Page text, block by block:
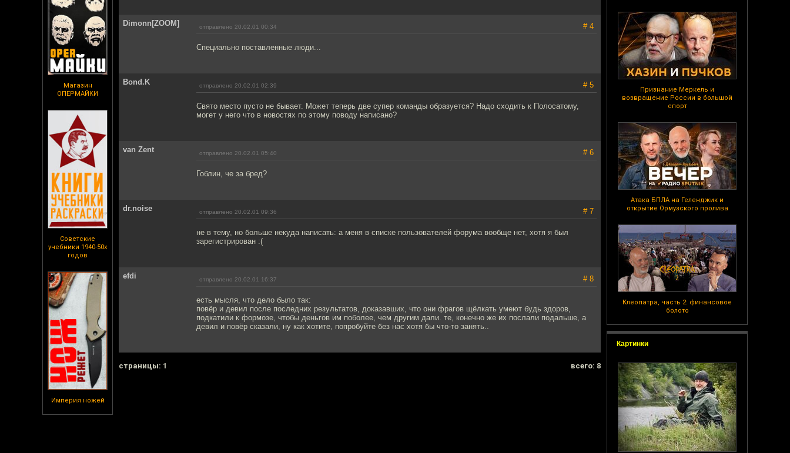
Магазин
ОПЕРМАЙКИ
Советские
учебники 1940-50х
годов
Империя ножей
Признание Меркель и
возвращение России в большой
спорт
Атака БПЛА на Геленджик и
открытие Ормузского пролива
Клеопатра, часть 2: финансовое
болото
Картинки
Dimonn[ZOOM] отправлено 20.02.01 00:34 # 4
Специально поставленные люди...
Bond.K отправлено 20.02.01 02:39 # 5
Свято место пусто не бывает. Может теперь две супер команды образуется? Надо сходить к Полосатому,
могет у него что в новостях по этому поводу написано?
van Zent отправлено 20.02.01 05:40 # 6
Гоблин, че за бред?
dr.noise отправлено 20.02.01 09:36 # 7
не в тему, но больше некуда написать: а меня в списке пользователей форума вообще нет, хотя я был
зарегистрирован :(
efdi отправлено 20.02.01 16:37 # 8
есть мысля, что дело было так:
повёр и девил после последних результатов, доказавших, что они фрагов щёлкать умеют будь здоров,
подкатили к формозе, чтобы деньгов им поболее, чем другим дали. те, конечно же их послали подальше, а
девил и повёр сказали, ну как хотите, попробуйте без нас хотя бы что-то занять..
cтраницы: 1 всего: 8